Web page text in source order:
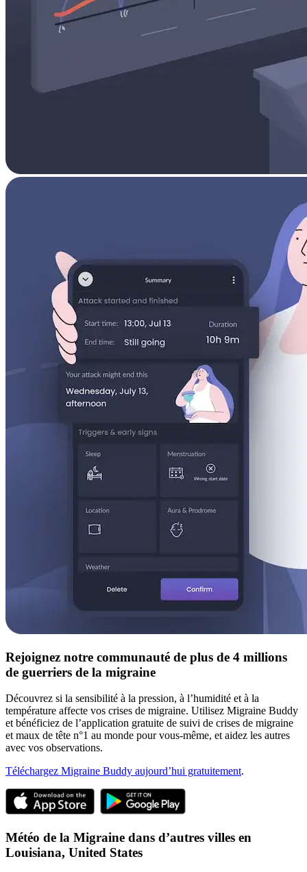
Rejoignez notre communauté de plus de 4 millions
de guerriers de la migraine
Découvrez si la sensibilité à la pression, à l’humidité et à la
température affecte vos crises de migraine. Utilisez Migraine Buddy
et bénéficiez de l’application gratuite de suivi de crises de migraine
et maux de tête n°1 au monde pour vous-même, et aidez les autres
avec vos observations.
Téléchargez Migraine Buddy aujourd’hui gratuitement.
Météo de la Migraine dans d’autres villes en
Louisiana, United States